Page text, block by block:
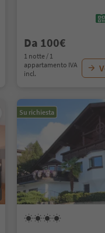
Da 100€
1 notte / 1
appartamento IVA
incl.
Su richiesta